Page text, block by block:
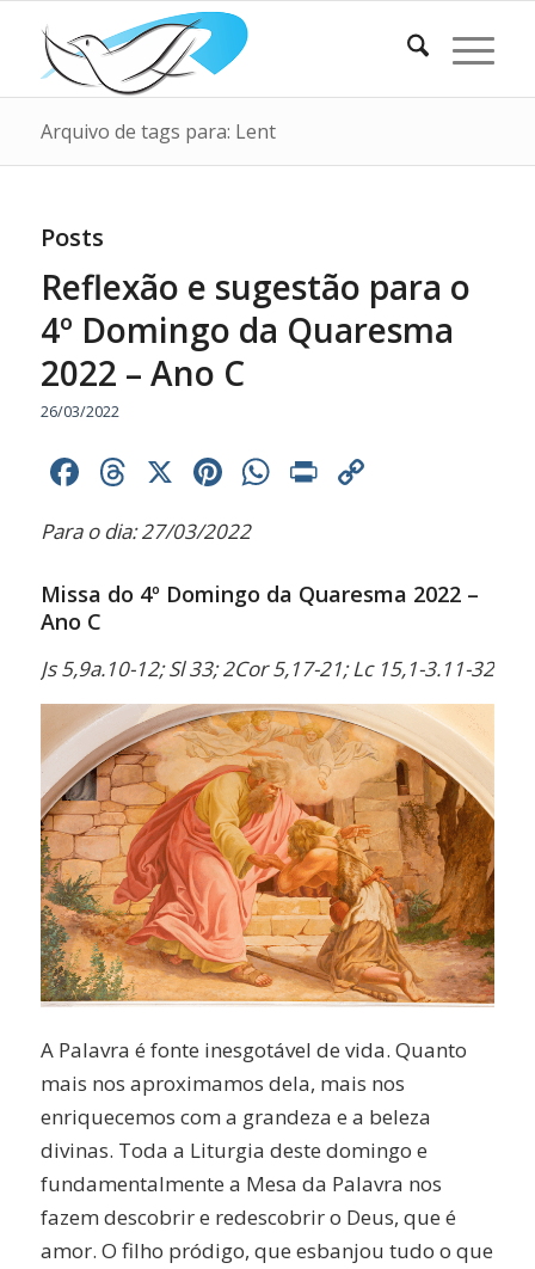
Arquivo de tags para: Lent
Posts
Reflexão e sugestão para o
4º Domingo da Quaresma
2022 – Ano C
26/03/2022
Facebook
Threads
X Pinterest
WhatsApp
Print
Para o dia: 27/03/2022
Missa do 4º Domingo da Quaresma 2022 –
Ano C
Js 5,9a.10-12; Sl 33; 2Cor 5,17-21; Lc 15,1-3.11-32
A Palavra é fonte inesgotável de vida. Quanto
mais nos aproximamos dela, mais nos
enriquecemos com a grandeza e a beleza
divinas. Toda a Liturgia deste domingo e
fundamentalmente a Mesa da Palavra nos
fazem descobrir e redescobrir o Deus, que é
amor. O filho pródigo, que esbanjou tudo o que